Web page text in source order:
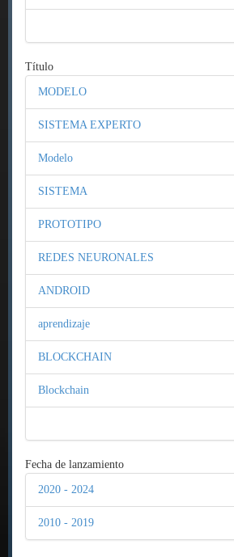
Título
MODELO
SISTEMA EXPERTO
Modelo
SISTEMA
PROTOTIPO
REDES NEURONALES
ANDROID
aprendizaje
BLOCKCHAIN
Blockchain
Fecha de lanzamiento
2020 - 2024
2010 - 2019